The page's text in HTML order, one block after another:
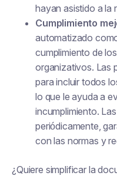
hayan asistido a la
Cumplimiento
automatizado
cumplimiento de
organizativos. Las
para incluir todos
lo que le ayuda a
incumplimiento.
periódicamente,
con las normas y
¿Quiere simplificar la